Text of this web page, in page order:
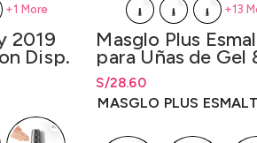
2019
Disp.
x Kit
S/34.10
+1 More
Masglo Plus
para Uñas de Gel
S/28.60
Rango de precios: desde
hastaS/ 28.60
MASGLO PLUS
+13